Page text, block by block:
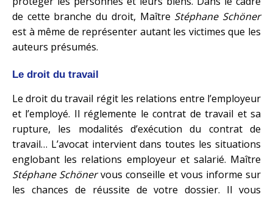
de cette branche du droit, Maître Stéphane Schöner
est à même de représenter autant les victimes que les
auteurs présumés.
Le droit du travail
Le droit du travail régit les relations entre l’employeur
et l’employé. Il réglemente le contrat de travail et sa
rupture, les modalités d’exécution du contrat de
travail… L’avocat intervient dans toutes les situations
englobant les relations employeur et salarié. Maître
Stéphane Schönervous conseille et vous informe sur
les chances de réussite de votre dossier. Il vous